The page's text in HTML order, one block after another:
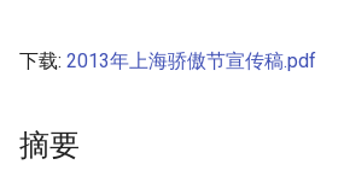
下载: 2013年上海骄傲节宣传稿.pdf
摘要